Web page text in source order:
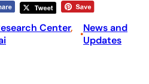
Center •News and
Updates